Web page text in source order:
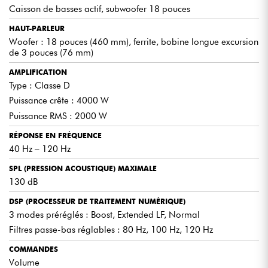
Caisson de basses actif, subwoofer 18 pouces
HAUT-PARLEUR
Woofer : 18 pouces (460 mm), ferrite, bobine longue excursion
de 3 pouces (76 mm)
AMPLIFICATION
Type : Classe D
Puissance crête : 4000 W
Puissance RMS : 2000 W
RÉPONSE EN FRÉQUENCE
40 Hz – 120 Hz
SPL (PRESSION ACOUSTIQUE) MAXIMALE
130 dB
DSP (PROCESSEUR DE TRAITEMENT NUMÉRIQUE)
3 modes préréglés : Boost, Extended LF, Normal
Filtres passe-bas réglables : 80 Hz, 100 Hz, 120 Hz
COMMANDES
Volume